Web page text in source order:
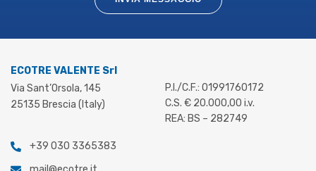
ECOTRE VALENTE Srl
Via Sant’Orsola, 145
25135 Brescia (Italy)
+39 030 3365383
P.I./C.F.: 01991760172
C.S. € 20.000,00 i.v.
REA: BS – 282749